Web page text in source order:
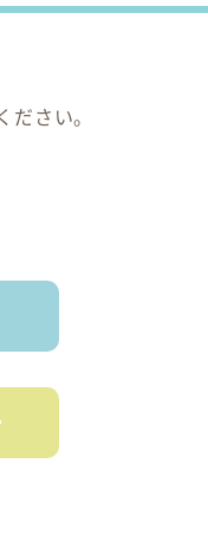
さい。